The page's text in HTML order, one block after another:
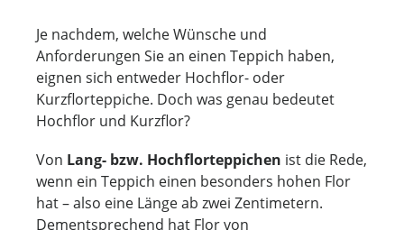
Je nachdem, welche Wünsche und
Anforderungen Sie an einen Teppich haben,
eignen sich entweder Hochflor- oder
Kurzflorteppiche. Doch was genau bedeutet
Hochflor und Kurzflor?
Von Lang- bzw. Hochflorteppichen ist die Rede,
wenn ein Teppich einen besonders hohen Flor
hat – also eine Länge ab zwei Zentimetern.
Dementsprechend hat Flor von